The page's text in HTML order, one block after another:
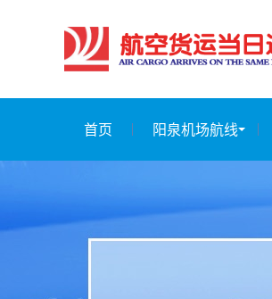
首页 阳泉机场航线